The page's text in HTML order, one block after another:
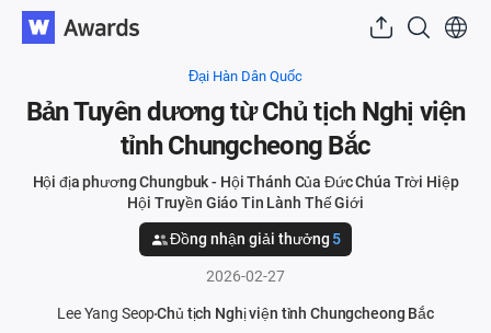
Đại Hàn Dân Quốc
Bản Tuyên dương từ Chủ tịch Nghị viện
tỉnh Chungcheong Bắc
Hội địa phương Chungbuk - Hội Thánh Của Đức Chúa Trời Hiệp
Hội Truyền Giáo Tin Lành Thế Giới
Đồng nhận giải thưởng 5
2026-02-27
Lee Yang SeopChủ tịch Nghị viện tỉnh Chungcheong Bắc